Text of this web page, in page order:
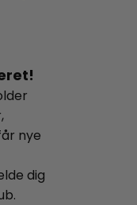
nye
dig